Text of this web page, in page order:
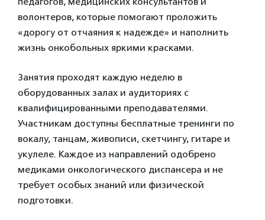
волонтеров, которые помогают проложить
«дорогу от отчаяния к надежде» и наполнить
жизнь онкобольных яркими красками.
Занятия проходят каждую неделю в
оборудованных залах и аудиториях с
квалифицированными преподавателями.
Участникам доступны бесплатные тренинги по
вокалу, танцам, живописи, скетчингу, гитаре и
укулеле. Каждое из направлений одобрено
медиками онкологического диспансера и не
требует особых знаний или физической
подготовки.